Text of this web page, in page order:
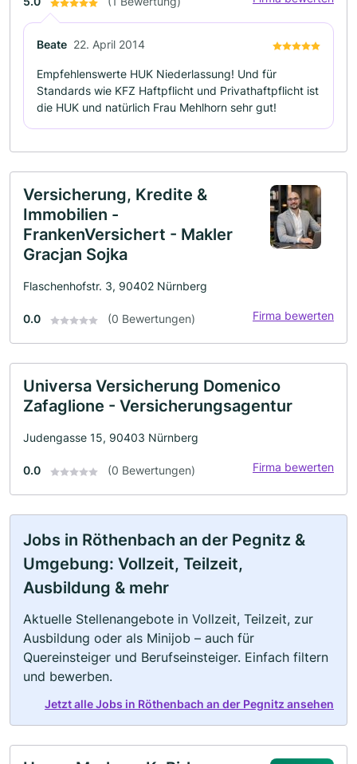
Beate 22. April 2014
Empfehlenswerte HUK Niederlassung! Und für
Standards wie KFZ Haftpflicht und Privathaftpflicht ist
die HUK und natürlich Frau Mehlhorn sehr gut!
Versicherung, Kredite &
Immobilien -
FrankenVersichert - Makler
Gracjan Sojka
Flaschenhofstr. 3, 90402 Nürnberg
0.0 (0 Bewertungen) Firma bewerten
Universa Versicherung Domenico
Zafaglione - Versicherungsagentur
Judengasse 15, 90403 Nürnberg
0.0 (0 Bewertungen) Firma bewerten
Jobs in Röthenbach an der Pegnitz &
Umgebung: Vollzeit, Teilzeit,
Ausbildung & mehr
Aktuelle Stellenangebote in Vollzeit, Teilzeit, zur
Ausbildung oder als Minijob – auch für
Quereinsteiger und Berufseinsteiger. Einfach filtern
und bewerben.
Jetzt alle Jobs in Röthenbach an der Pegnitz ansehen